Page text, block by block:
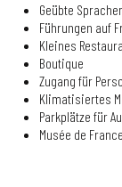
Geübte
Führungen auf
Kleines
Boutique
Zugang für
Klimatisiertes
Parkplätze für
Musée de France